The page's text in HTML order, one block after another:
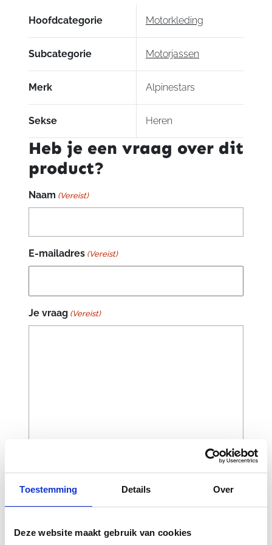
Toestemming Details Over
Deze website maakt gebruik van cookies
• Nucleon Flex Plus Level 1-bepantsering.
aantal
Hoofdcategorie Motorkleding
Subcategorie Motorjassen
Merk Alpinestars
Sekse Heren
Heb je een vraag over dit
product?
Naam (Vereist)
E-mailadres (Vereist)
Je vraag (Vereist)